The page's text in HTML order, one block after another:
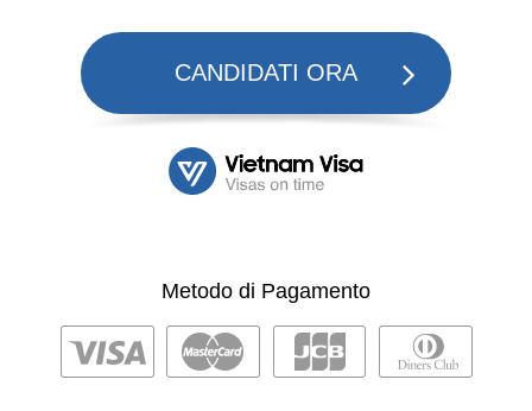
CANDIDATI ORA
Metodo di Pagamento